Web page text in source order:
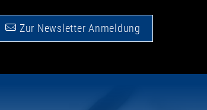
Zur Newsletter Anmeldung